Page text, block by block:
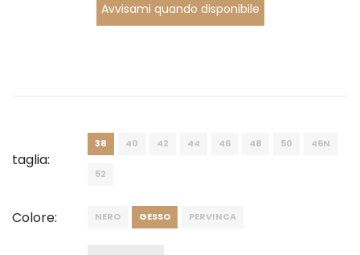
Avvisami quando disponibile
taglia:
38 40 42 44 46 48 50 46N
52
Colore: NERO GESSO PERVINCA